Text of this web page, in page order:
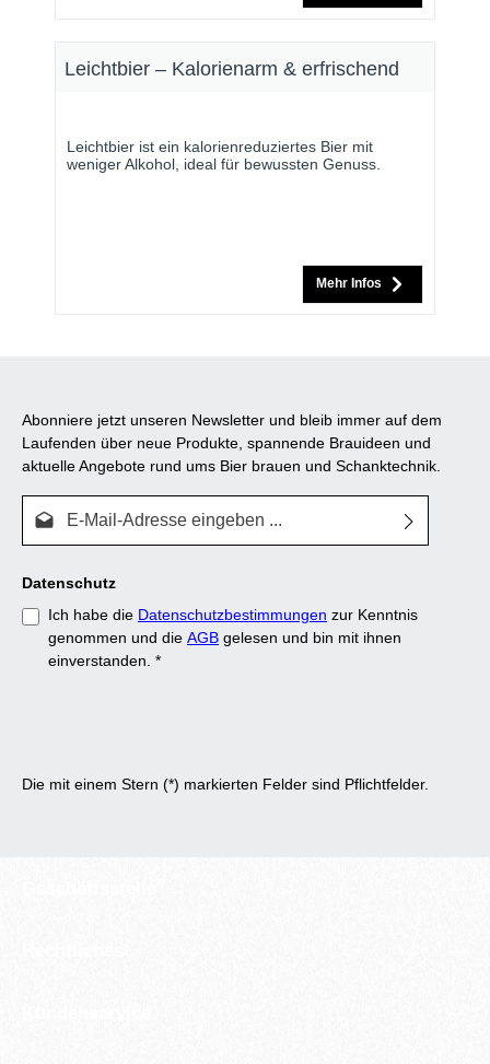
Leichtbier – Kalorienarm & erfrischend
Leichtbier ist ein kalorienreduziertes Bier mit
weniger Alkohol, ideal für bewussten Genuss.
Mehr Infos
Abonniere jetzt unseren Newsletter und bleib immer auf dem
Laufenden über neue Produkte, spannende Brauideen und
aktuelle Angebote rund ums Bier brauen und Schanktechnik.
Datenschutz
Ich habe die Datenschutzbestimmungen zur Kenntnis
genommen und die AGB gelesen und bin mit ihnen
einverstanden. *
Die mit einem Stern (*) markierten Felder sind Pflichtfelder.